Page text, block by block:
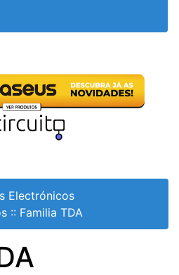
Electrónicos
:: Familia TDA